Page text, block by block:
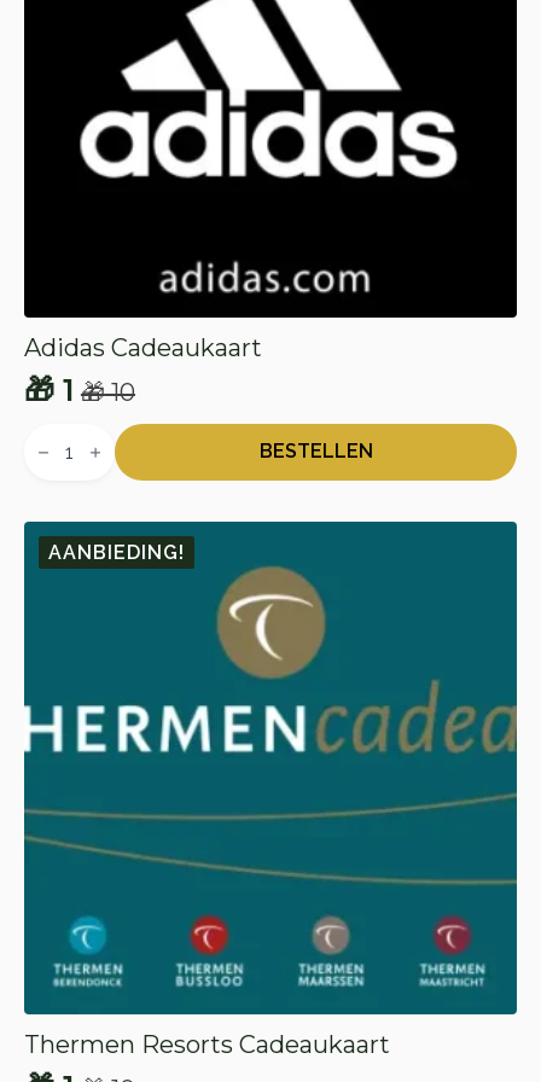
Adidas Cadeaukaart
🎁10
Oorspronkelijke
prijs
🎁 10.
🎁 1
Huidige
prijs
🎁 1.
Cadeaukaart
BESTELLEN
AANBIEDING!
Thermen Resorts Cadeaukaart